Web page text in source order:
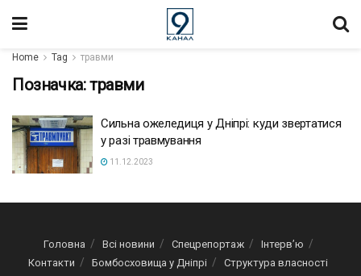
Home Tag травми
Позначка:травми
Сильна ожеледиця у Дніпрі: куди звертатися
у разі травмування
11.12.2023
Головна Всі новини Спецрепортаж
Інтерв’ю
Контакти
Бомбосховища у Дніпрі Структура власності